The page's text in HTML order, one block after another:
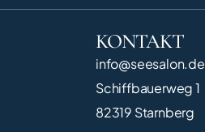
KONTAKT
info@seesalon.de
Schiffbauerweg 1
82319 Starnberg